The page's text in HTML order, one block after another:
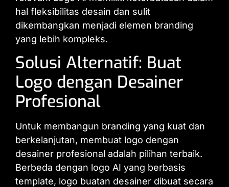
hal fleksibilitas desain dan sulit
dikembangkan menjadi elemen branding
yang lebih kompleks.
Solusi Alternatif: Buat
Logo dengan Desainer
Profesional
Untuk membangun branding yang kuat dan
berkelanjutan, membuat logo dengan
desainer profesional adalah pilihan terbaik.
Berbeda dengan logo AI yang berbasis
template, logo buatan desainer dibuat secara